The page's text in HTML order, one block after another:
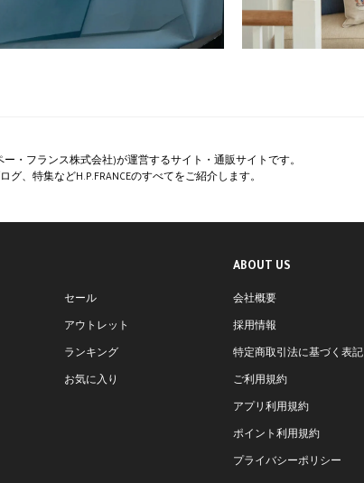
ー・フランス株式会社)が運営するサイト・通販サイトです。
グ、特集などH.P.FRANCEのすべてをご紹介します。
セール
アウトレット
ランキング
お気に入り
ABOUT US
会社概要
採用情報
特定商取引法に基づく表記
ご利用規約
アプリ利用規約
ポイント利用規約
プライバシーポリシー